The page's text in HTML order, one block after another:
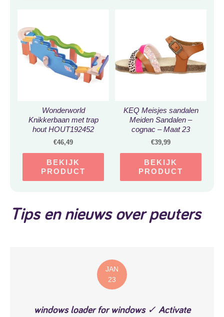
Bewegend Speelgoed
Wonderworld
Knikkerbaan met trap
hout HOUT192452
€46,49
BEKIJK
PRODUCT
KEQ Meisjes sandalen
Meiden Sandalen –
cognac – Maat 23
€39,99
BEKIJK
PRODUCT
Tips en nieuws over peuters
JAN
23
windows loader for windows ✓ Activate